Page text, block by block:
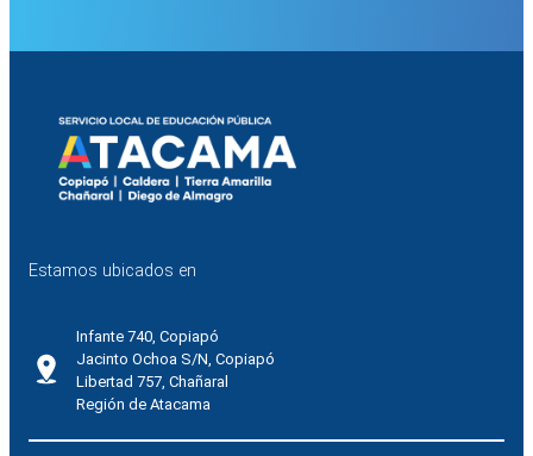
Estamos ubicados en
Infante 740, Copiapó
Jacinto Ochoa S/N, Copiapó
Libertad 757, Chañaral
Región de Atacama